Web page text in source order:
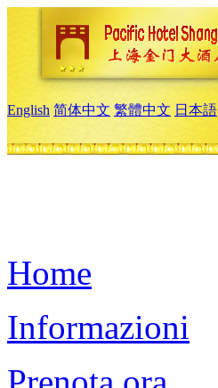
English 简体中文 繁體中文 日本語
Home
Informazioni